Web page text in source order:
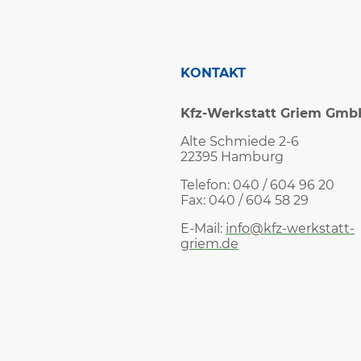
KONTAKT
Kfz-Werkstatt Griem
Alte Schmiede 2-6
22395 Hamburg
Telefon: 040 / 604 96 20
Fax: 040 / 604 58 29
E-Mail: info@kfz-werkstatt-
griem.de